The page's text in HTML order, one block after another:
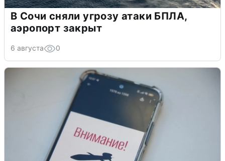
В Сочи сняли угрозу атаки БПЛА,
аэропорт закрыт
6 августа 0